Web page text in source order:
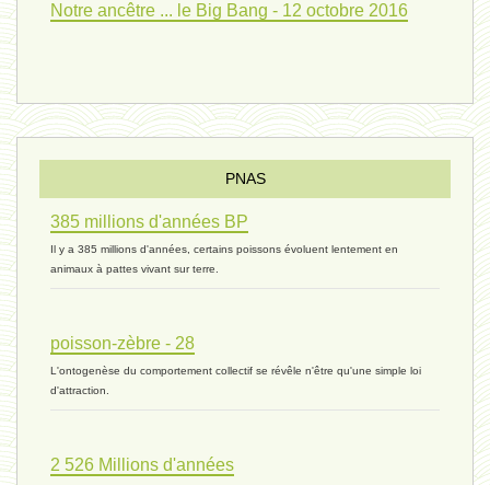
monogamie 03 - 21 novembre 2023 *
évolution 06 - 9 novembre 2023 *
vivant 07 - 22 octobre 2023 *
Notre ancêtre ... le Big Bang - 12 octobre 2016
PNAS
385 millions d'années BP
Il y a 385 millions d'années, certains poissons évoluent lentement en
animaux à pattes vivant sur terre.
poisson-zèbre - 28
L'ontogenèse du comportement collectif se révêle n'être qu'une simple loi
d'attraction.
2 526 Millions d'années